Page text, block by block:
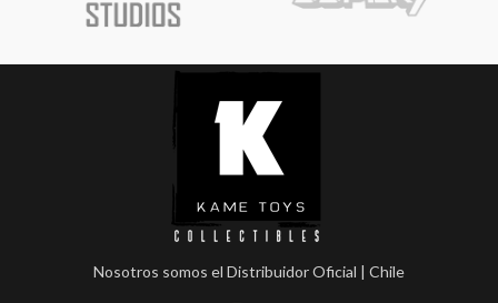
Nosotros somos el Distribuidor Oficial | Chile